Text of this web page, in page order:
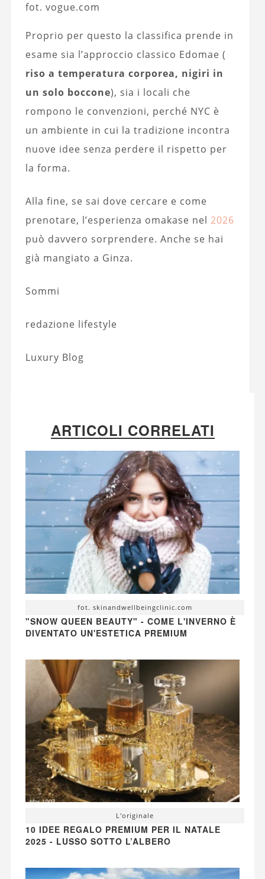
fot. vogue.com
Proprio per questo la classifica prende in
esame sia l’approccio classico Edomae (
riso a temperatura corporea, nigiri in
un solo boccone), sia i locali che
rompono le convenzioni, perché NYC è
un ambiente in cui la tradizione incontra
nuove idee senza perdere il rispetto per
la forma.
Alla fine, se sai dove cercare e come
prenotare, l’esperienza omakase nel 2026
può davvero sorprendere. Anche se hai
già mangiato a Ginza.
Sommi
redazione lifestyle
Luxury Blog
ARTICOLI CORRELATI
fot. skinandwellbeingclinic.com
"SNOW QUEEN BEAUTY" - COME L'INVERNO È
DIVENTATO UN'ESTETICA PREMIUM
L'originale
10 IDEE REGALO PREMIUM PER IL NATALE
2025 - LUSSO SOTTO L’ALBERO